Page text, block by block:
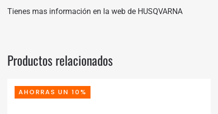
Tienes mas información en la web de HUSQVARNA
Productos relacionados
AHORRAS UN 10%